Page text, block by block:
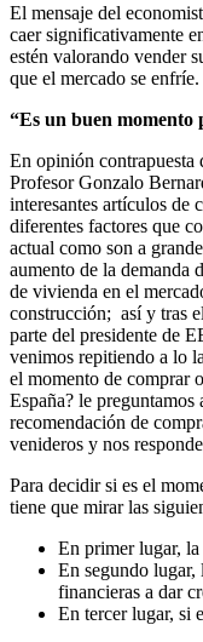
El mensaje del
caer significativamente
estén valorando vender
que el mercado se enfríe.
“Es un buen momento
En opinión contrapuesta
Profesor Gonzalo
interesantes artículos de
diferentes factores que
actual como son a
aumento de la demanda
de vivienda en el
construcción; así y tras
parte del presidente de
venimos repitiendo a lo
el momento de comprar
España? le preguntamos
recomendación de
venideros y nos
Para decidir si es el
tiene que mirar las
En primer lugar, la
En segundo lugar,
financieras a dar
En tercer lugar, si